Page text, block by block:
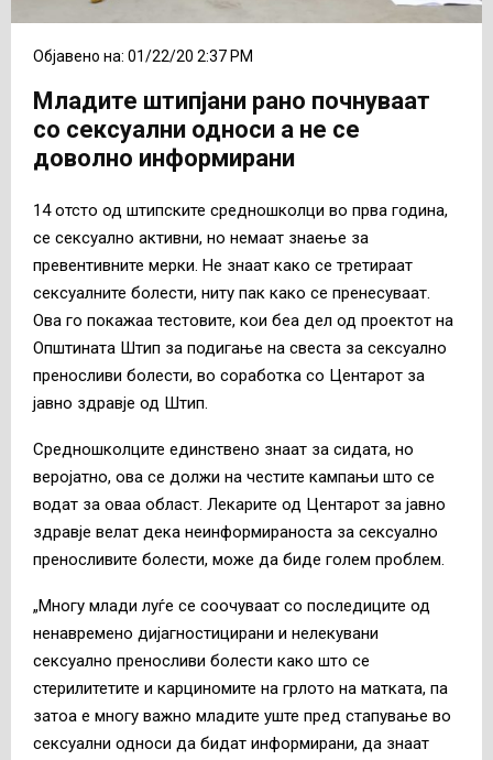
Објавено на: 01/22/20 2:37 PM
Младите штипјани рано почнуваат
со сексуални односи а не се
доволно информирани
14 отсто од штипските средношколци во прва година,
се сексуално активни, но немаат знаење за
превентивните мерки. Не знаат како се третираат
сексуалните болести, ниту пак како се пренесуваат.
Ова го покажаа тестовите, кои беа дел од проектот на
Општината Штип за подигање на свеста за сексуално
преносливи болести, во соработка со Центарот за
јавно здравје од Штип.
Средношколците единствено знаат за сидата, но
веројатно, ова се должи на честите кампањи што се
водат за оваа област. Лекарите од Центарот за јавно
здравје велат дека неинформираноста за сексуално
преносливите болести, може да биде голем проблем.
„Многу млади луѓе се соочуваат со последиците од
ненавремено дијагностицирани и нелекувани
сексуално преносливи болести како што се
стерилитетите и карциномите на грлото на матката, па
затоа е многу важно младите уште пред стапување во
сексуални односи да бидат информирани, да знаат